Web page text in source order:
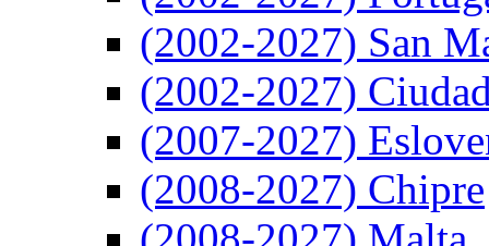
(2002-2027) San
(2002-2027)
(2007-2027)
(2008-2027) Chipre